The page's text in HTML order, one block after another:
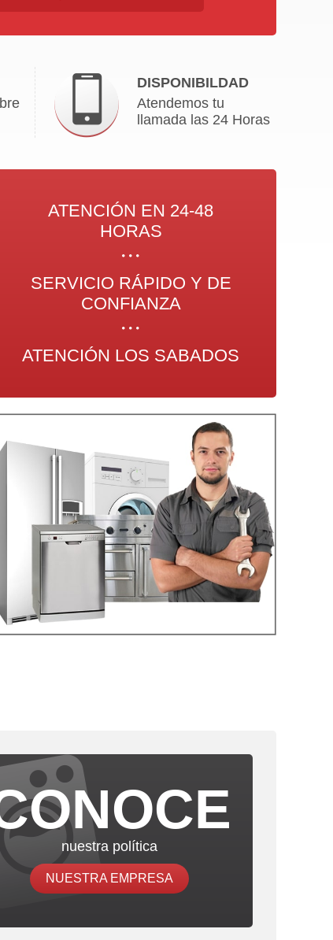
DISPONIBILDAD
Atendemos tu
llamada las 24 Horas
ATENCIÓN EN 24-48
HORAS
SERVICIO RÁPIDO Y DE
CONFIANZA
ATENCIÓN LOS SABADOS
nuestra política
NUESTRA EMPRESA